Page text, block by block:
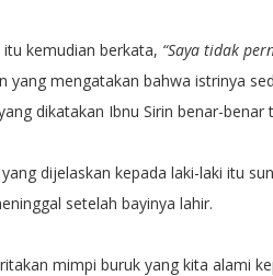
kemudian berkata, “Saya tidak
yang mengatakan bahwa istrinya
dikatakan Ibnu Sirin benar-benar
dijelaskan kepada laki-laki itu
setelah bayinya lahir.
mimpi buruk yang kita alami